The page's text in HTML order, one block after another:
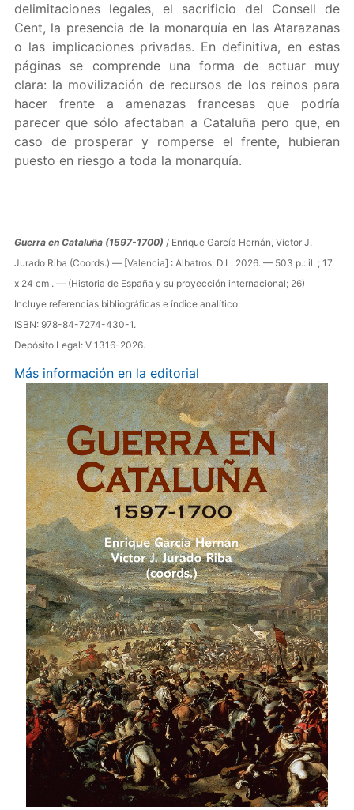
delimitaciones legales, el sacrificio del Consell de
Cent, la presencia de la monarquía en las Atarazanas
o las implicaciones privadas. En definitiva, en estas
páginas se comprende una forma de actuar muy
clara: la movilización de recursos de los reinos para
hacer frente a amenazas francesas que podría
parecer que sólo afectaban a Cataluña pero que, en
caso de prosperar y romperse el frente, hubieran
puesto en riesgo a toda la monarquía.
Guerra en Cataluña (1597-1700) / Enrique García Hernán, Víctor J.
Jurado Riba (Coords.) — [Valencia] : Albatros, D.L. 2026. — 503 p.: il. ; 17
x 24 cm . — (Historia de España y su proyección internacional; 26)
Incluye referencias bibliográficas e índice analítico.
ISBN: 978-84-7274-430-1.
Depósito Legal: V 1316-2026.
Más información en la editorial